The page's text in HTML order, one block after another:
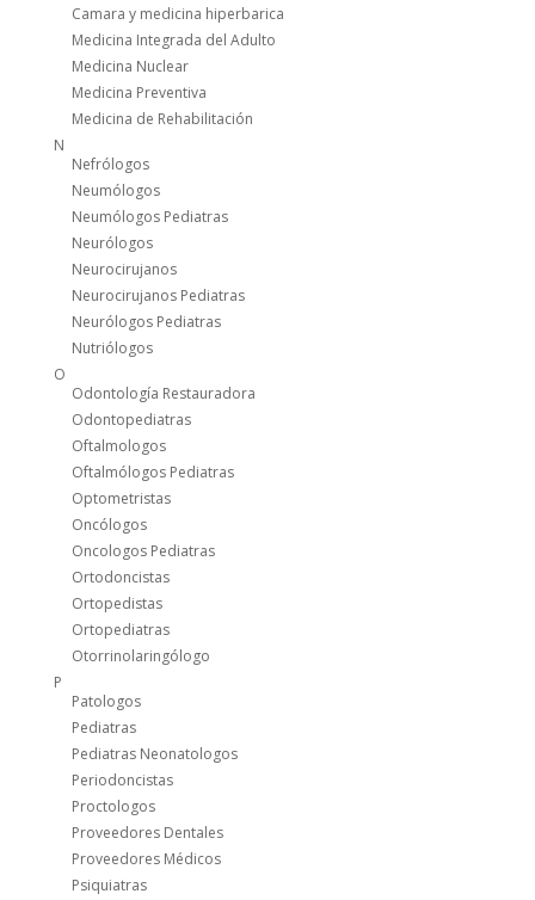
Camara y medicina hiperbarica
Medicina Integrada del Adulto
Medicina Nuclear
Medicina Preventiva
Medicina de Rehabilitación
N
Nefrólogos
Neumólogos
Neumólogos Pediatras
Neurólogos
Neurocirujanos
Neurocirujanos Pediatras
Neurólogos Pediatras
Nutriólogos
O
Odontología Restauradora
Odontopediatras
Oftalmologos
Oftalmólogos Pediatras
Optometristas
Oncólogos
Oncologos Pediatras
Ortodoncistas
Ortopedistas
Ortopediatras
Otorrinolaringólogo
P
Patologos
Pediatras
Pediatras Neonatologos
Periodoncistas
Proctologos
Proveedores Dentales
Proveedores Médicos
Psiquiatras